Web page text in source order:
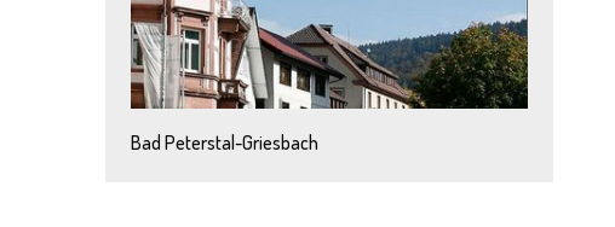
Bad Peterstal-Griesbach